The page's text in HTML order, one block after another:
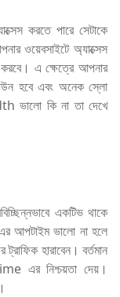
করতে পারে সেটাকে
ওয়েবসাইটে অ্যাক্সেস
করবে। এ ক্ষেত্রে আপনার
হবে এবং অনেক স্লো
ভালো কি না তা দেখে
একটিভ থাকে
আপটাইম ভালো না হলে
হারাবেন। বর্তমান
এর নিশ্চয়তা দেয়।